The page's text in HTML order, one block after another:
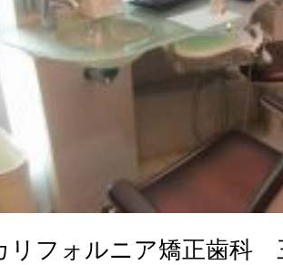
リフォルニア矯正歯科